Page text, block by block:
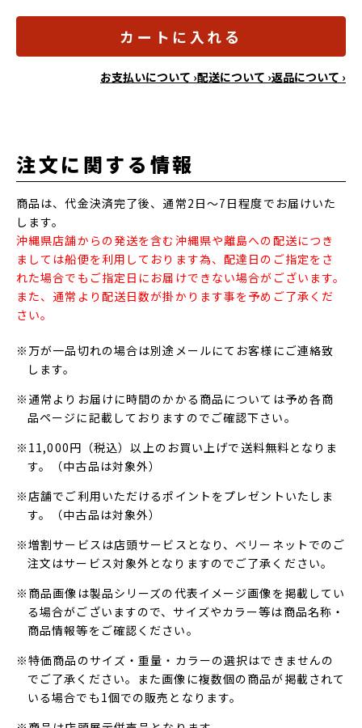
カートに入れる
お支払いについて ›配送について ›返品について ›
注文に関する情報
商品は、代金決済完了後、通常2日～7日程度でお届けいた
します。
沖縄県店舗からの発送を含む沖縄県や離島への配送につき
ましては船便を利用しております為、配達日のご指定をさ
れた場合でもご指定日にお届けできない場合がございます。
また、通常より配送日数が掛かります事を予めご了承くだ
さい。
※万が一品切れの場合は別途メールにてお客様にご連絡致
します。
※通常よりお届けに時間のかかる商品については予め各商
品ページに記載しておりますのでご確認下さい。
※11,000円（税込）以上のお買い上げで送料無料となりま
す。（中古品は対象外）
※店舗でご利用いただけるポイントをプレゼントいたしま
す。（中古品は対象外）
※増割サービスは店頭サービスとなり、ベリーネットでのご
注文はサービス対象外となりますのでご了承ください。
※商品画像は製品シリーズの代表イメージ画像を掲載してい
る場合がございますので、サイズやカラー等は商品名称・
商品情報等をご確認ください。
※特価商品のサイズ・重量・カラーの選択はできませんの
でご了承ください。また画像に複数個の商品が掲載されて
いる場合でも1個での販売となります。